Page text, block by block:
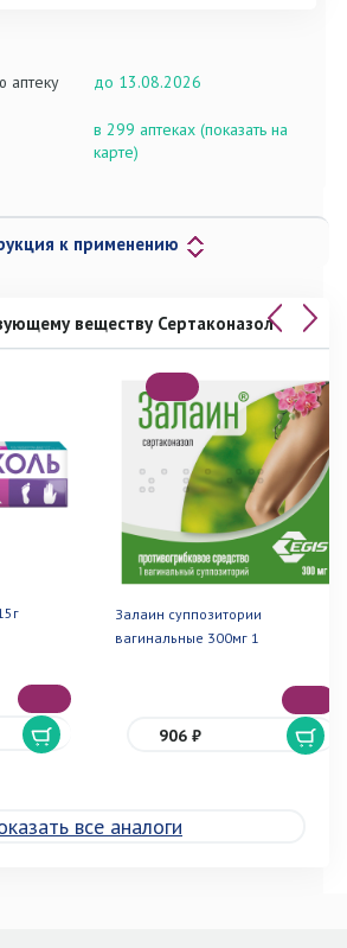
аптеку до 13.08.2026
в 299 аптеках (показать на
карте)
к применению
веществу Сертаконазол
Залаин суппозитории
вагинальные 300мг 1
906 ₽
все аналоги